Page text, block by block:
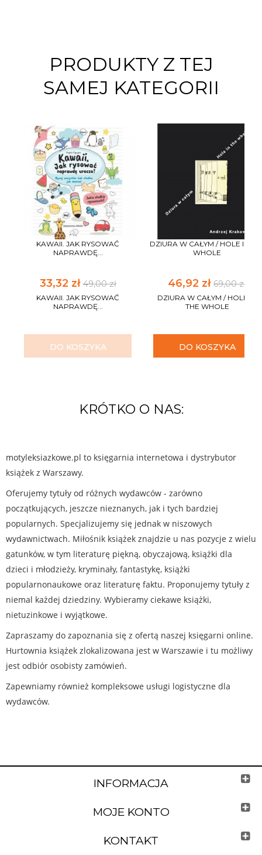
PRODUKTY Z TEJ
SAMEJ KATEGORII
KAWAII. JAK RYSOWAĆ
NAPRAWDĘ...
33,32 zł49,00 zł
KAWAII. JAK RYSOWAĆ
NAPRAWDĘ...
DO KOSZYKA
DZIURA W CAŁYM / HOLE IN
WHOLE
46,92 zł 69,00 zł
DZIURA W CAŁYM / HOLE IN
THE WHOLE
DO KOSZYKA
KRÓTKO O NAS:
motyleksiazkowe.pl to księgarnia internetowa i dystrybutor
książek z Warszawy.
Oferujemy tytuły od różnych wydawców - zarówno
początkujących, jeszcze nieznanych, jak i tych bardziej
popularnych. Specjalizujemy się jednak w niszowych
wydawnictwach. Miłośnik książek znajdzie u nas pozycje z wielu
gatunków, w tym literaturę piękną, obyczajową, książki dla
dzieci i młodzieży, kryminały, fantastykę, książki
popularnonaukowe oraz literaturę faktu. Proponujemy tytuły z
niemal każdej dziedziny. Wybieramy ciekawe książki,
nietuzinkowe i wyjątkowe.
Zapraszamy do zapoznania się z ofertą naszej księgarni online.
Hurtownia książek zlokalizowana jest w Warszawie i tu możliwy
jest odbiór osobisty zamówień.
Zapewniamy również kompleksowe usługi logistyczne dla
wydawców.
INFORMACJA
MOJE KONTO
KONTAKT